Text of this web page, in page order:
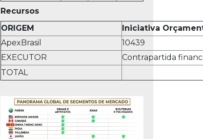
Recursos
ORIGEM
Iniciativa
ApexBrasil
10439
EXECUTOR
Contrapartida
TOTAL